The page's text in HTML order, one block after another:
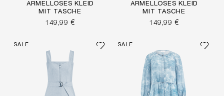
ÄRMELLOSES KLEID
MIT TASCHE
149,99 €
ÄRMELLOSES KLEID
MIT TASCHE
149,99 €
SALE SALE